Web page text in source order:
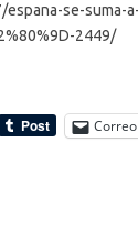
se-suma-
2449/